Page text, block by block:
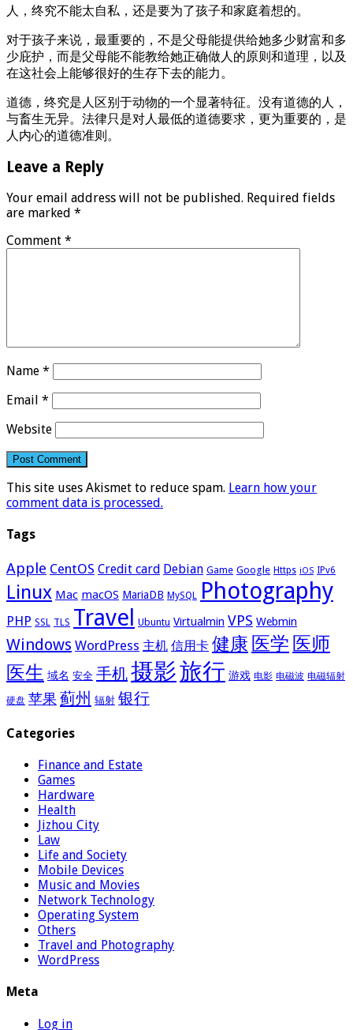
人，终究不能太自私，还是要为了孩子和家庭着想的。
对于孩子来说，最重要的，不是父母能提供给她多少财富和多
少庇护，而是父母能不能教给她正确做人的原则和道理，以及
在这社会上能够很好的生存下去的能力。
道德，终究是人区别于动物的一个显著特征。没有道德的人，
与畜生无异。法律只是对人最低的道德要求，更为重要的，是
人内心的道德准则。
Leave a Reply
Your email address will not be published. Required fields
are marked *
Comment *
Name *
Email *
Website
This site uses Akismet to reduce spam. Learn how your
comment data is processed.
Tags
Apple CentOS Credit card Debian Game Google Https iOS IPv6
Linux Mac macOS MariaDB MySQL Photography
PHP SSL TLS Travel Ubuntu Virtualmin VPS Webmin
Windows WordPress 主机 信用卡 健康 医学 医师
医生 域名 安全 手机摄影旅行 游戏 电影 电磁波 电磁辐射
硬盘 苹果 蓟州 辐射 银行
Categories
Finance and Estate
Games
Hardware
Health
Jizhou City
Law
Life and Society
Mobile Devices
Music and Movies
Network Technology
Operating System
Others
Travel and Photography
WordPress
Meta
Log in